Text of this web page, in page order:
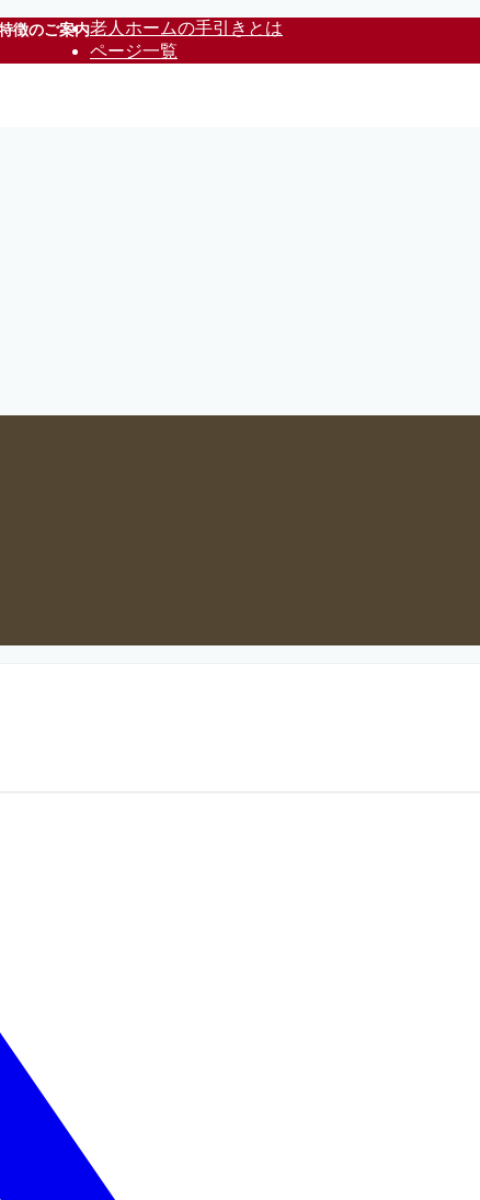
徴のご案内老人ホームの手引きとは
ページ一覧